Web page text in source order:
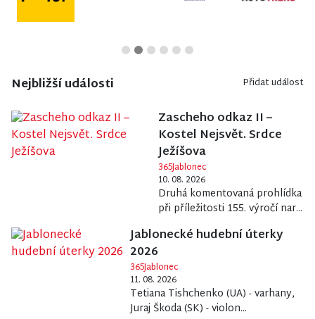
Nejbližší události Přidat událost
Zascheho odkaz II –
Kostel Nejsvět. Srdce
Ježíšova
365Jablonec
10. 08. 2026
Druhá komentovaná prohlídka
při příležitosti 155. výročí nar...
Jablonecké hudební úterky
2026
365Jablonec
11. 08. 2026
Tetiana Tishchenko (UA) - varhany,
Juraj Škoda (SK) - violon...